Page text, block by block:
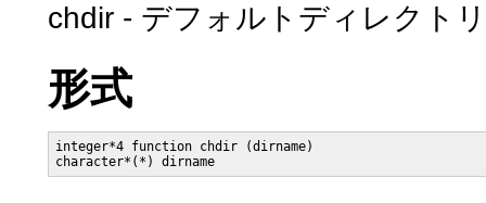
chdir - デフォルトディレクト
形式
integer*4 function chdir (dirname)